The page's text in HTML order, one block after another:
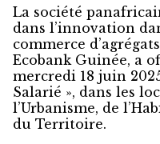
La société
dans l’innovation
commerce
Ecobank Guinée, a
mercredi 18 juin
Salarié », dans les
l’Urbanisme, de
du Territoire.